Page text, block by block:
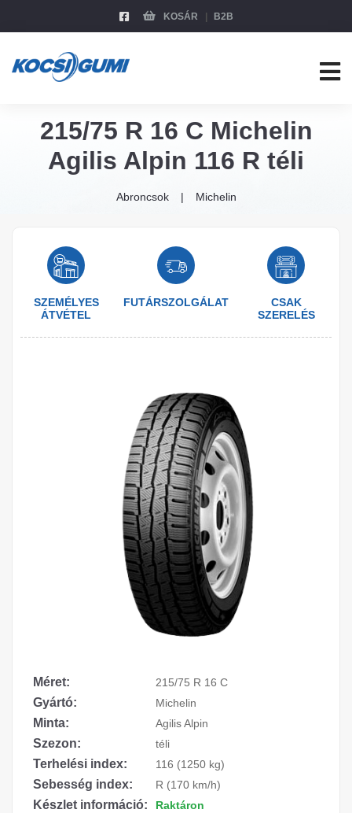
KOSÁR B2B
215/75 R 16 C Michelin
Agilis Alpin 116 R téli
Abroncsok Michelin
SZEMÉLYES
ÁTVÉTEL
FUTÁRSZOLGÁLAT
CSAK
SZERELÉS
Méret: 215/75 R 16 C
Gyártó: Michelin
Minta: Agilis Alpin
Szezon: téli
Terhelési index: 116 (1250 kg)
Sebesség index: R (170 km/h)
Készlet információ: Raktáron